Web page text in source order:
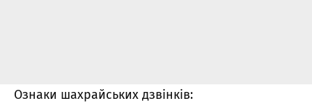
Ознаки шахрайських дзвінків: